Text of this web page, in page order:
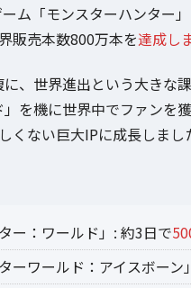
ム「モンスターハンター
販売本数800万本を達成し
、世界進出という大きな
を機に世界中でファンを獲
くない巨大IPに成長しまし
ー：ワールド」: 約3日で
ーワールド：アイスボーン